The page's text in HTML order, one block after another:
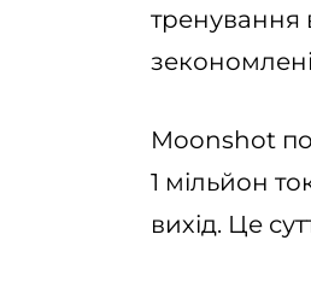
тренування
Moonshot
1 мільйон
вихід. Це